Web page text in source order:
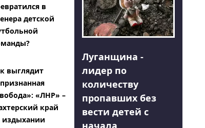
в
детской
выглядит
«ЛНР» –
край
издыхании
Луганщина -
лидер по
количеству
пропавших без
вести детей с
начала